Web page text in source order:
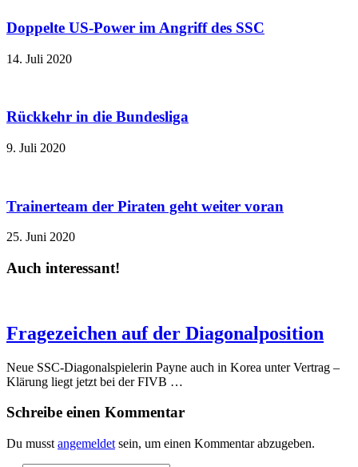
Doppelte US-Power im Angriff des SSC
14. Juli 2020
Rückkehr in die Bundesliga
9. Juli 2020
Trainerteam der Piraten geht weiter voran
25. Juni 2020
Auch interessant!
Fragezeichen auf der Diagonalposition
Neue SSC-Diagonalspielerin Payne auch in Korea unter Vertrag –
Klärung liegt jetzt bei der FIVB …
Schreibe einen Kommentar
Du musst angemeldet sein, um einen Kommentar abzugeben.